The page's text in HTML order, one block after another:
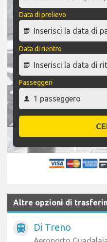
Data di prelievo
Data di rientro
Passeggeri
Altre opzioni di
train Di Treno